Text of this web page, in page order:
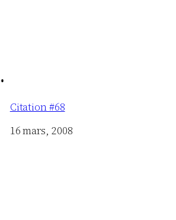
Citation #68
Date
16 mars, 2008